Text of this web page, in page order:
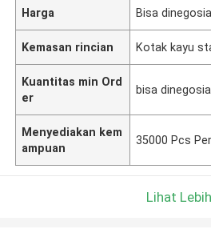
Harga Bisa
Kemasan rincian Kotak kayu
Kuantitas min Ord
er
bisa
Menyediakan kem
ampuan
35000 Pcs
Lihat Lebih